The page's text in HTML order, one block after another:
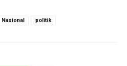
Nasional politik